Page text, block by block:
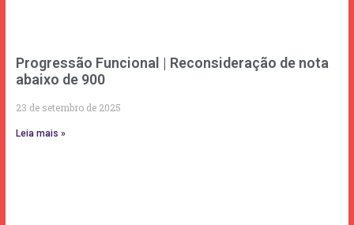
Progressão Funcional | Reconsideração de nota
abaixo de 900
23 de setembro de 2025
Leia mais »